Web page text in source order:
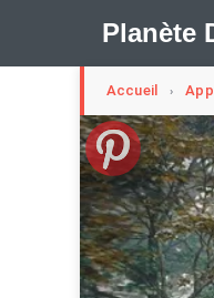
Planète
🛍︎ Shop
Appartement
Méli-Mélo
Maison
Accueil ›